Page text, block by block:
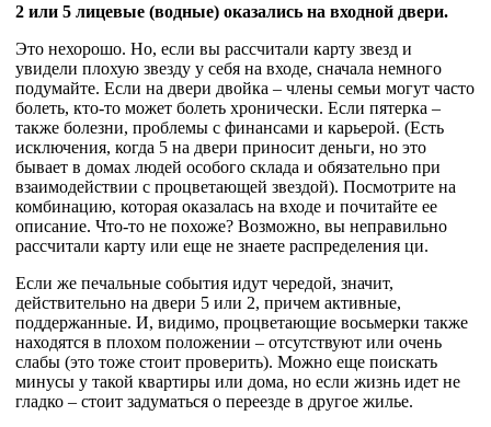
2 или 5 лицевые (водные) оказались на входной двери.
Это нехорошо. Но, если вы рассчитали карту звезд и
увидели плохую звезду у себя на входе, сначала немного
подумайте. Если на двери двойка – члены семьи могут часто
болеть, кто-то может болеть хронически. Если пятерка –
также болезни, проблемы с финансами и карьерой. (Есть
исключения, когда 5 на двери приносит деньги, но это
бывает в домах людей особого склада и обязательно при
взаимодействии с процветающей звездой). Посмотрите на
комбинацию, которая оказалась на входе и почитайте ее
описание. Что-то не похоже? Возможно, вы неправильно
рассчитали карту или еще не знаете распределения ци.
Если же печальные события идут чередой, значит,
действительно на двери 5 или 2, причем активные,
поддержанные. И, видимо, процветающие восьмерки также
находятся в плохом положении – отсутствуют или очень
слабы (это тоже стоит проверить). Можно еще поискать
минусы у такой квартиры или дома, но если жизнь идет не
гладко – стоит задуматься о переезде в другое жилье.